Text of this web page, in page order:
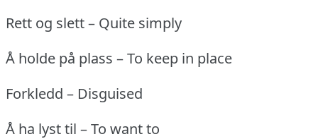
Rett og slett – Quite simply
Å holde på plass – To keep in place
Forkledd – Disguised
Å ha lyst til – To want to